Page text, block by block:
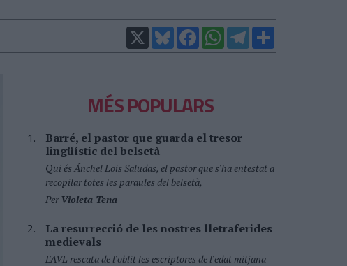
X BlueskyFacebookWhatsAppTelegram
MÉS POPULARS
Barré, el pastor que guarda el tresor
lingüístic del belsetà
Qui és Ánchel Lois Saludas, el pastor que s'ha entestat a
recopilar totes les paraules del belsetà,
PerVioleta Tena
La resurrecció de les nostres lletraferides
medievals
L'AVL rescata de l'oblit les escriptores de l'edat mitjana